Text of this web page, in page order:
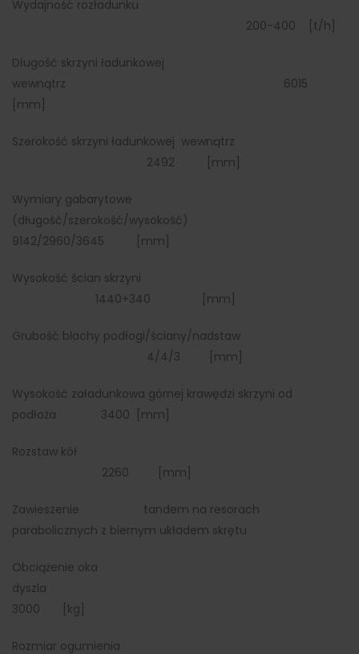
Wydajność rozładunku
200-400 [t/h]
Długość skrzyni ładunkowej
wewnątrz 6015
[mm]
Szerokość skrzyni ładunkowej wewnątrz
2492 [mm]
Wymiary gabarytowe
(długość/szerokość/wysokość)
9142/2960/3645 [mm]
Wysokość ścian skrzyni
1440+340 [mm]
Grubość blachy podłogi/ściany/nadstaw
4/4/3 [mm]
Wysokość załadunkowa górnej krawędzi skrzyni od
podłoża 3400 [mm]
Rozstaw kół
2260 [mm]
Zawieszenie tandem na resorach
parabolicznych z biernym układem skrętu
Obciążenie oka
dyszla
3000 [kg]
Rozmiar ogumienia